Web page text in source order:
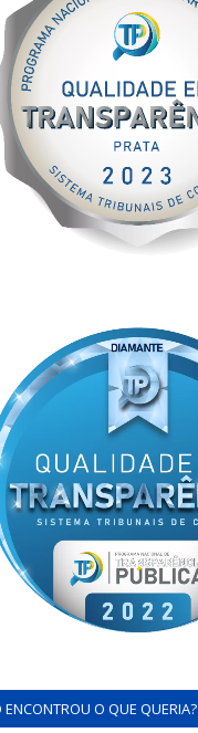
ENCONTROU O QUE QUERIA?